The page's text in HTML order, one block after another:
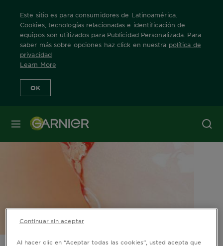
Este sitio es para consumidores de Latinoamérica.
Cookies, tecnologías relacionadas e identificación de
equipos son utilizados para Publicidad Personalizada. Para
saber más sobre opciones haz click en nuestra política de
privacidad
Learn More
OK
MENÚ
Home Ingredientes
Al hacer clic en “Aceptar todas las cookies”, usted acepta que
Continuar sin aceptar